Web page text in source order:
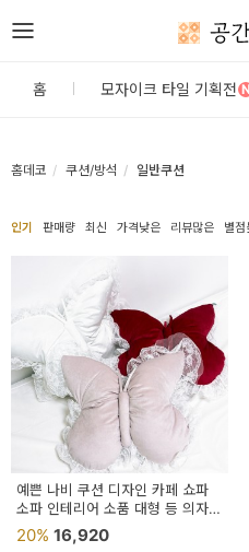
공간느낌
고
리
DIY
재/
용
품
홈 모자이크 타일 기획전
홈데코 쿠션/방석 일반쿠션
인기 판매량 최신 가격낮은 리뷰많은 별점
예쁜 나비 쿠션 디자인 카페 쇼파
소파 인테리어 소품 대형 등 의자
등받이 보조 면 거실
20% 16,920